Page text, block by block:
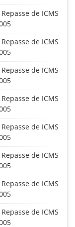
de ICMS
de ICMS
de ICMS
de ICMS
de ICMS
de ICMS
de ICMS
de ICMS